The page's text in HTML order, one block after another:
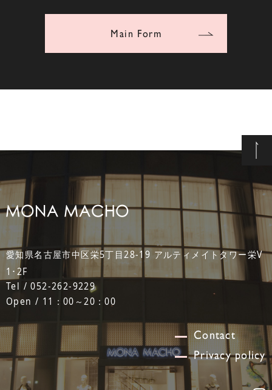
Main Form
愛知県名古屋市中区栄5丁目28-19 アルティメイトタワー栄V
1･2F
Tel / 052-262-9229
Open / 11：00～20：00
Contact
Privacy policy